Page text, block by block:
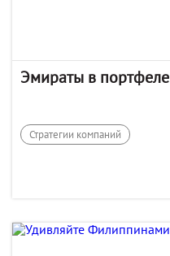
Эмираты в портфеле
Стратегии компаний